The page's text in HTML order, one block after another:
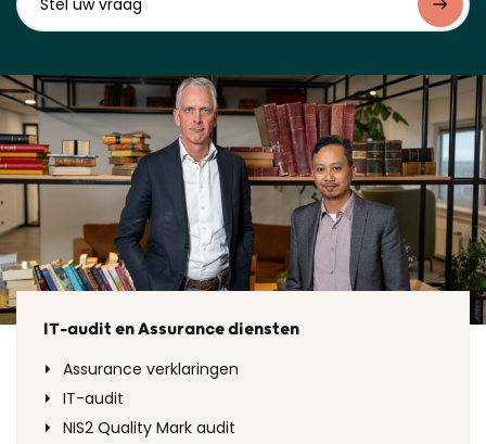
IT-audit en Assurance diensten
Assurance verklaringen
IT-audit
NIS2 Quality Mark audit